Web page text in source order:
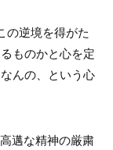
の逆境を得がた
ものかと心を定
んの、という心
邁な精神の厳粛